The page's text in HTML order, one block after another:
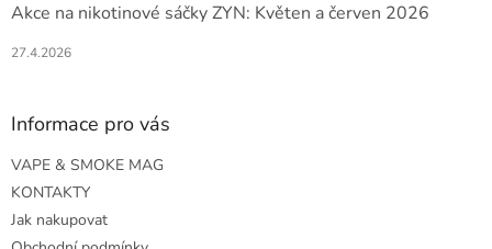
Akce na nikotinové sáčky ZYN: Květen a červen 2026
27.4.2026
Informace pro vás
VAPE & SMOKE MAG
KONTAKTY
Jak nakupovat